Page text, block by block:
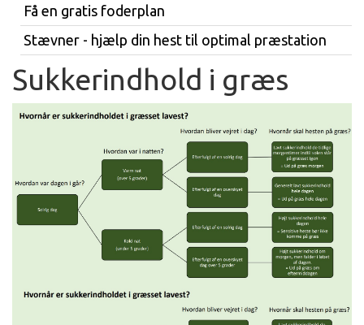
Få en gratis foderplan
Stævner - hjælp din hest til optimal præstation
Sukkerindhold i græs